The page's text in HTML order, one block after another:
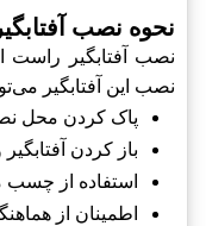
نحوه نصب
نصب این آفتابگیر
پاک کردن محل
باز کردن
استفاده از چسب
اطمینان از